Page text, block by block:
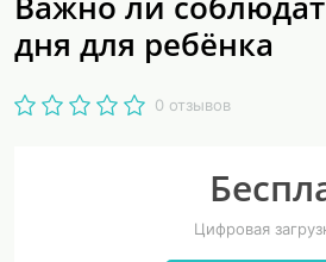
дня для ребёнка
0 отзывов
Цифровая